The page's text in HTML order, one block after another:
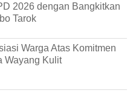
2026 dengan Bangkitkan
Tarok
Warga Atas Komitmen
Wayang Kulit